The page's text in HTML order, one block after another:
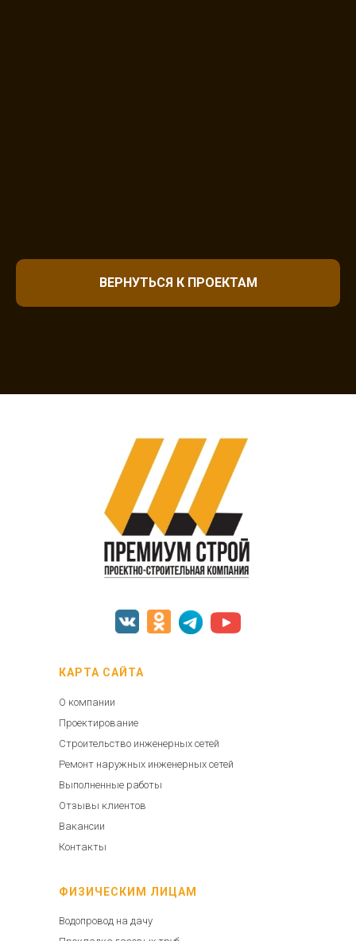
ВЕРНУТЬСЯ К ПРОЕКТАМ
КАРТА САЙТА
ФИЗИЧЕСКИМ ЛИЦАМ
О компании
Проектирование
Строительство инженерных сетей
Ремонт наружных инженерных сетей
Выполненные работы
Отзывы клиентов
Вакансии
Контакты
Водопровод на дачу